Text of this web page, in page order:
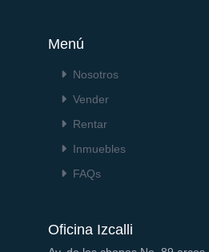
Menú
Nosotros
Vender
Rentar
Inmuebles
FAQs
Oficina Izcalli